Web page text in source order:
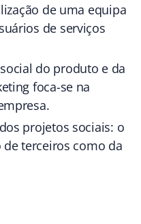
de uma equipa
de serviços
do produto e da
foca-se na
projetos sociais: o
terceiros como da